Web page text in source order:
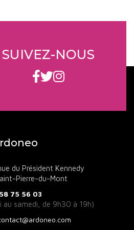
SUIVEZ-NOUS
du Président Kennedy
Pierre-du-Mont
75 56 03
au samedi, de 9h30 à 19h)